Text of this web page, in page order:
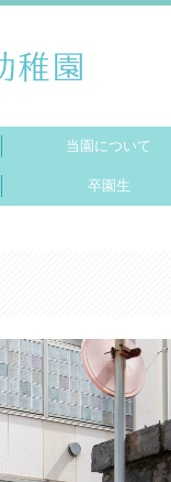
当園について
園の概要
教育方針
施設紹介
卒園生